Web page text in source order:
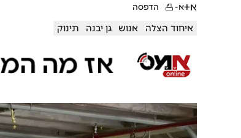
א+א- הדפסה
איחוד הצלה אנוש גן יבנה תינוק